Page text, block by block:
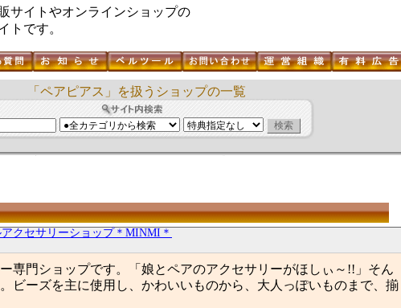
サイトやオンラインショップの
トです。
「ペアピアス」を扱うショップの一覧
クセサリーショップ＊MINMI＊
専門ショップです。「娘とペアのアクセサリーがほしぃ～!!」そん
ビーズを主に使用し、かわいいものから、大人っぽいものまで、揃